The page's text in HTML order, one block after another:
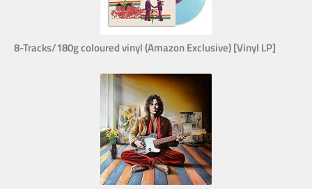
8-Tracks/180g coloured vinyl (Amazon Exclusive) [Vinyl LP]